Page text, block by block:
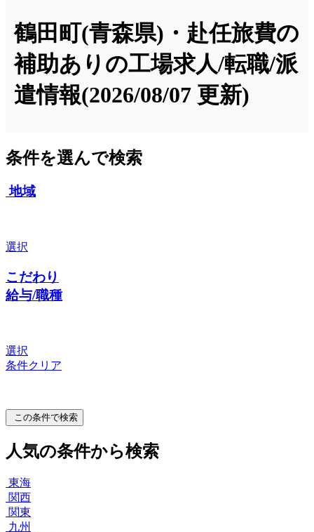
鶴田町(青森県)・赴任旅費の
補助ありの工場求人/転職/派
遣情報(2026/08/07 更新)
条件を選んで検索
地域
選択
こだわり
給与/職種
選択
条件クリア
この条件で検索
人気の条件から検索
東海
関西
関東
九州